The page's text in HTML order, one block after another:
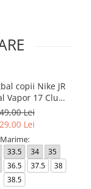
copii Nike JR
Vapor 17 Club
FG/MGLei
Lei
Marime:
33.5 34
35
36.5 37.5
38
38.5